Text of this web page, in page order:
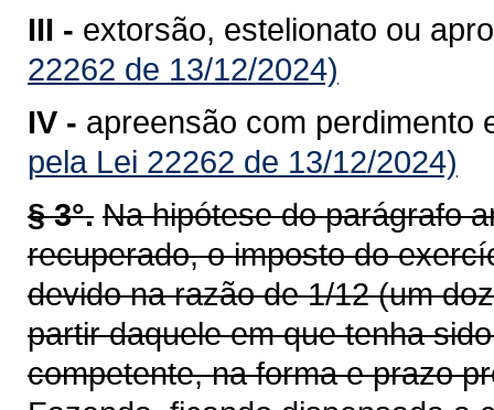
III - extorsão, estelionato ou
22262 de 13/12/2024)
IV - apreensão com perdimento
pela Lei 22262 de 13/12/2024)
§ 3°. Na hipótese do parágrafo
recuperado, o imposto do
devido na razão de 1/12 (um
partir daquele em que tenha
competente, na forma e prazo